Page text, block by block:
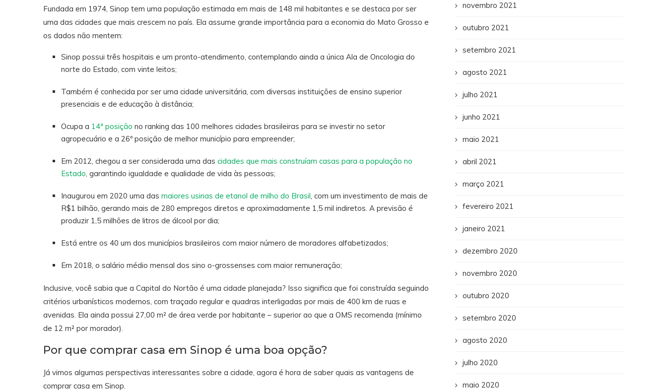
Fundada em 1974, Sinop tem uma população estimada em mais de 148 mil habitantes e se destaca por ser
uma das cidades que mais crescem no país. Ela assume grande importância para a economia do Mato Grosso e
os dados não mentem:
Sinop possui três hospitais e um pronto-atendimento, contemplando ainda a única Ala de Oncologia do
norte do Estado, com vinte leitos;
Também é conhecida por ser uma cidade universitária, com diversas instituições de ensino superior
presenciais e de educação à distância;
Ocupa a 14ª posição no ranking das 100 melhores cidades brasileiras para se investir no setor
agropecuário e a 26º posição de melhor município para empreender;
Em 2012, chegou a ser considerada uma das cidades que mais construíam casas para a população no
Estado, garantindo igualdade e qualidade de vida às pessoas;
Inaugurou em 2020 uma das maiores usinas de etanol de milho do Brasil, com um investimento de mais de
R$1 bilhão, gerando mais de 280 empregos diretos e aproximadamente 1,5 mil indiretos. A previsão é
produzir 1,5 milhões de litros de álcool por dia;
Está entre os 40 um dos municípios brasileiros com maior número de moradores alfabetizados;
Em 2018, o salário médio mensal dos sino o-grossenses com maior remuneração;
Inclusive, você sabia que a Capital do Nortão é uma cidade planejada? Isso significa que foi construída seguindo
critérios urbanísticos modernos, com traçado regular e quadras interligadas por mais de 400 km de ruas e
avenidas. Ela ainda possui 27,00 m² de área verde por habitante – superior ao que a OMS recomenda (mínimo
de 12 m² por morador).
Por que comprar casa em Sinop é uma boa opção?
Já vimos algumas perspectivas interessantes sobre a cidade, agora é hora de saber quais as vantagens de
comprar casa em Sinop.
novembro 2021
outubro 2021
setembro 2021
agosto 2021
julho 2021
junho 2021
maio 2021
abril 2021
março 2021
fevereiro 2021
janeiro 2021
dezembro 2020
novembro 2020
outubro 2020
setembro 2020
agosto 2020
julho 2020
maio 2020